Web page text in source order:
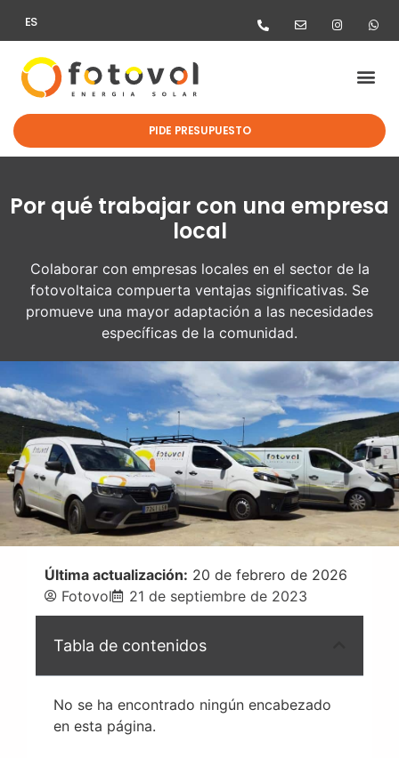
ES
PIDE PRESUPUESTO
Por qué trabajar con una empresa
local
Colaborar con empresas locales en el sector de la
fotovoltaica compuerta ventajas significativas. Se
promueve una mayor adaptación a las necesidades
específicas de la comunidad.
Última actualización: 20 de febrero de 2026
Fotovol
21 de septiembre de 2023
Tabla de contenidos
No se ha encontrado ningún encabezado
en esta página.